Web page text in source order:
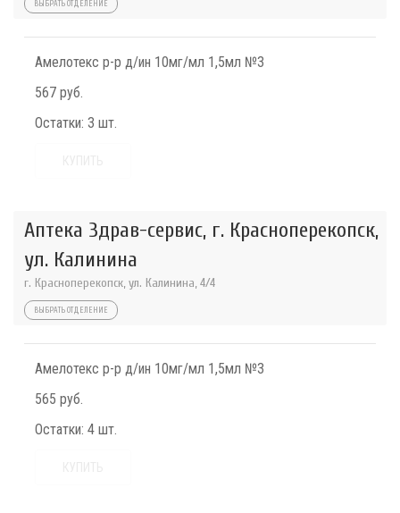
ВЫБРАТЬ ОТДЕЛЕНИЕ
Амелотекс р-р д/ин 10мг/мл 1,5мл №3
567 руб.
Остатки: 3 шт.
Аптека Здрав-сервис, г. Красноперекопск,
ул. Калинина
г. Красноперекопск, ул. Калинина, 4/4
ВЫБРАТЬ ОТДЕЛЕНИЕ
Амелотекс р-р д/ин 10мг/мл 1,5мл №3
565 руб.
Остатки: 4 шт.